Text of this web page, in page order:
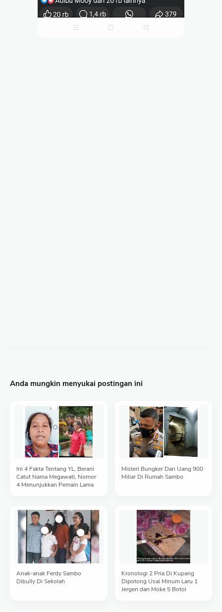
Anda mungkin menyukai postingan ini
Ini 4 Fakta Tentang YL, Berani
Catut Nama Megawati, Nomor
4 Menunjukkan Pemain Lama
Misteri Bungker Dan Uang 900
Miliar Di Rumah Sambo
Anak-anak Ferdy Sambo
Dibully Di Sekolah
Kronologi 2 Pria Di Kupang
Dipotong Usai Minum Laru 1
Jergen dan Moke 5 Botol